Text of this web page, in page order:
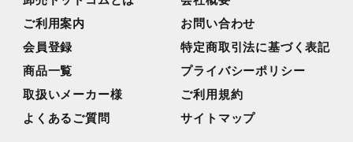
ご利用案内
会員登録
商品一覧
取扱いメーカー様
よくあるご質問
お問い合わせ
特定商取引法に基づく表記
プライバシーポリシー
ご利用規約
サイトマップ